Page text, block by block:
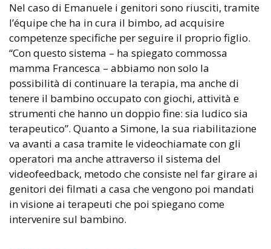
Nel caso di Emanuele i genitori sono riusciti, tramite
l’équipe che ha in cura il bimbo, ad acquisire
competenze specifiche per seguire il proprio figlio.
“Con questo sistema – ha spiegato commossa
mamma Francesca – abbiamo non solo la
possibilità di continuare la terapia, ma anche di
tenere il bambino occupato con giochi, attività e
strumenti che hanno un doppio fine: sia ludico sia
terapeutico”. Quanto a Simone, la sua riabilitazione
va avanti a casa tramite le videochiamate con gli
operatori ma anche attraverso il sistema del
videofeedback, metodo che consiste nel far girare ai
genitori dei filmati a casa che vengono poi mandati
in visione ai terapeuti che poi spiegano come
intervenire sul bambino.